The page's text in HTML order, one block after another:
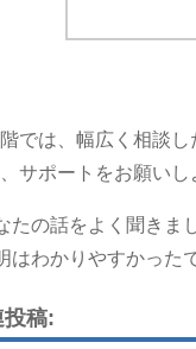
では、幅広く相談
サポートをお願いし
たの話をよく聞きま
はわかりやすかった
投稿: